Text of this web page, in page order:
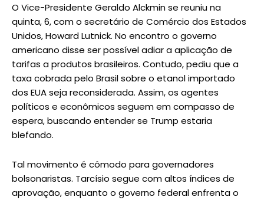
O Vice-Presidente Geraldo Alckmin se reuniu na
quinta, 6, com o secretário de Comércio dos Estados
Unidos, Howard Lutnick. No encontro o governo
americano disse ser possível adiar a aplicação de
tarifas a produtos brasileiros. Contudo, pediu que a
taxa cobrada pelo Brasil sobre o etanol importado
dos EUA seja reconsiderada. Assim, os agentes
políticos e econômicos seguem em compasso de
espera, buscando entender se Trump estaria
blefando.
Tal movimento é cômodo para governadores
bolsonaristas. Tarcísio segue com altos índices de
aprovação, enquanto o governo federal enfrenta o